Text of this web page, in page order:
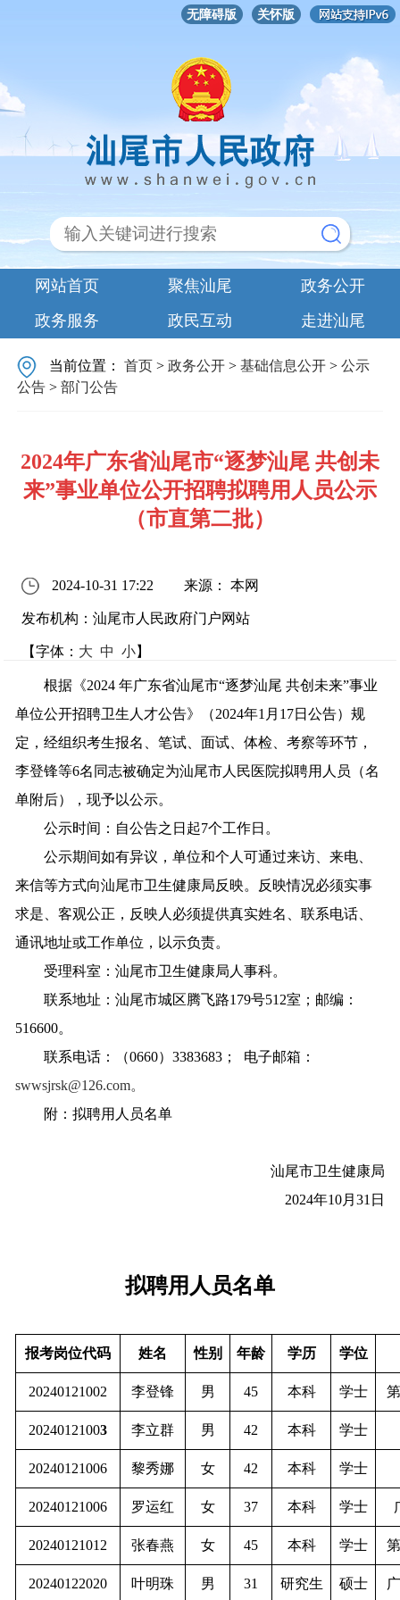
无障碍版 关怀版
网站首页 聚焦汕尾
政务公开
政务服务
政民互动 走进汕尾
当前位置：首页 >政务公开 >基础信息公开 >公示
公告 >部门公告
2024年广东省汕尾市“逐梦汕尾 共创未
来”事业单位公开招聘拟聘用人员公示
（市直第二批）
2024-10-31 17:22 来源： 本网
发布机构：汕尾市人民政府门户网站
【字体： 大 中 小】
根据《2024 年广东省汕尾市“逐梦汕尾 共创未来”事业
单位公开招聘卫生人才公告》（2024年1月17日公告）规
定，经组织考生报名、笔试、面试、体检、考察等环节，
李登锋等6名同志被确定为汕尾市人民医院拟聘用人员（名
单附后），现予以公示。
公示时间：自公告之日起7个工作日。
公示期间如有异议，单位和个人可通过来访、来电、
来信等方式向汕尾市卫生健康局反映。反映情况必须实事
求是、客观公正，反映人必须提供真实姓名、联系电话、
通讯地址或工作单位，以示负责。
受理科室：汕尾市卫生健康局人事科。
联系地址：汕尾市城区腾飞路179号512室；邮编：
516600。
联系电话：（0660）3383683； 电子邮箱：
swwsjrsk@126.com。
附：拟聘用人员名单
汕尾市卫生健康局
2024年10月31日
拟聘用人员名单
报考岗位代码 姓名 性别 年龄 学历 学位
20240121002 李登锋 男 45 本科 学士
20240121003 李立群 男 42 本科 学士
20240121006 黎秀娜 女 42 本科 学士
20240121006 罗运红 女 37 本科 学士
20240121012 张春燕 女 45 本科 学士
20240122020 叶明珠 男 31 研究生 硕士